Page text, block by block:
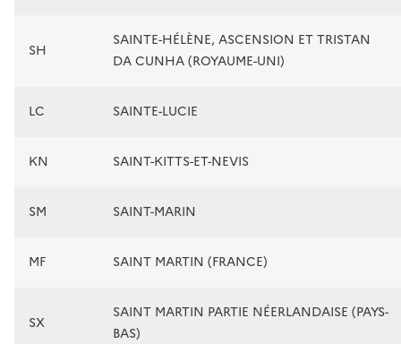
SH
SAINTE-HÉLÈNE, ASCENSION ET TRISTAN
DA CUNHA (ROYAUME-UNI)
LC SAINTE-LUCIE
KN SAINT-KITTS-ET-NEVIS
SM SAINT-MARIN
MF SAINT MARTIN (FRANCE)
SX
SAINT MARTIN PARTIE NÉERLANDAISE (PAYS-
BAS)